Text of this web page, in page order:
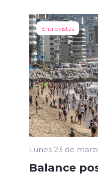
Entrevistas
Lunes 23 de
Balance